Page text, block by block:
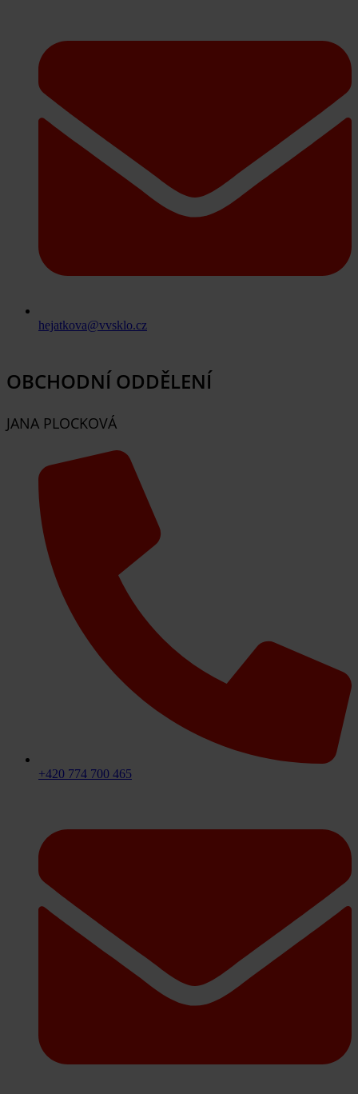
hejatkova@vvsklo.cz
OBCHODNÍ ODDĚLENÍ
JANA PLOCKOVÁ
+420 774 700 465